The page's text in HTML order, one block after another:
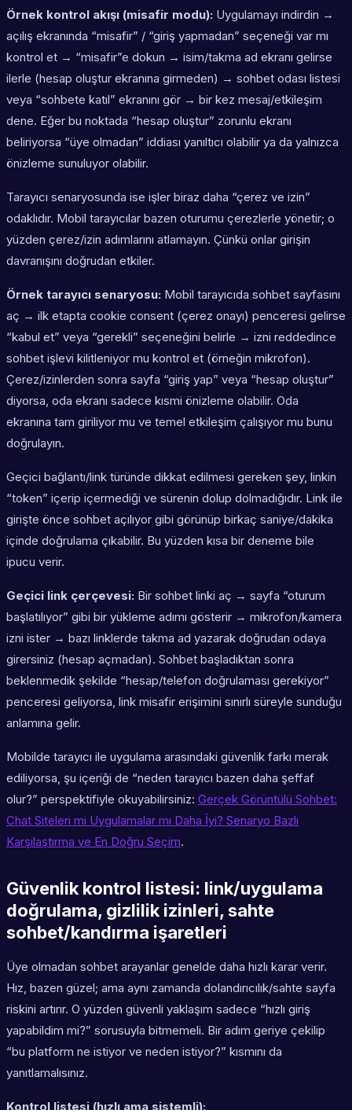
Örnek kontrol akışı (misafir modu): Uygulamayı indirdin →
açılış ekranında “misafir” / “giriş yapmadan” seçeneği var mı
kontrol et → “misafir”e dokun → isim/takma ad ekranı gelirse
ilerle (hesap oluştur ekranına girmeden) → sohbet odası listesi
veya “sohbete katıl” ekranını gör → bir kez mesaj/etkileşim
dene. Eğer bu noktada “hesap oluştur” zorunlu ekranı
beliriyorsa “üye olmadan” iddiası yanıltıcı olabilir ya da yalnızca
önizleme sunuluyor olabilir.
Tarayıcı senaryosunda ise işler biraz daha “çerez ve izin”
odaklıdır. Mobil tarayıcılar bazen oturumu çerezlerle yönetir; o
yüzden çerez/izin adımlarını atlamayın. Çünkü onlar girişin
davranışını doğrudan etkiler.
Örnek tarayıcı senaryosu: Mobil tarayıcıda sohbet sayfasını
aç → ilk etapta cookie consent (çerez onayı) penceresi gelirse
“kabul et” veya “gerekli” seçeneğini belirle → izni reddedince
sohbet işlevi kilitleniyor mu kontrol et (örneğin mikrofon).
Çerez/izinlerden sonra sayfa “giriş yap” veya “hesap oluştur”
diyorsa, oda ekranı sadece kısmi önizleme olabilir. Oda
ekranına tam giriliyor mu ve temel etkileşim çalışıyor mu bunu
doğrulayın.
Geçici bağlantı/link türünde dikkat edilmesi gereken şey, linkin
“token” içerip içermediği ve sürenin dolup dolmadığıdır. Link ile
girişte önce sohbet açılıyor gibi görünüp birkaç saniye/dakika
içinde doğrulama çıkabilir. Bu yüzden kısa bir deneme bile
ipucu verir.
Geçici link çerçevesi: Bir sohbet linki aç → sayfa “oturum
başlatılıyor” gibi bir yükleme adımı gösterir → mikrofon/kamera
izni ister → bazı linklerde takma ad yazarak doğrudan odaya
girersiniz (hesap açmadan). Sohbet başladıktan sonra
beklenmedik şekilde “hesap/telefon doğrulaması gerekiyor”
penceresi geliyorsa, link misafir erişimini sınırlı süreyle sunduğu
anlamına gelir.
Mobilde tarayıcı ile uygulama arasındaki güvenlik farkı merak
ediliyorsa, şu içeriği de “neden tarayıcı bazen daha şeffaf
olur?” perspektifiyle okuyabilirsiniz: Gerçek Görüntülü Sohbet:
Chat Siteleri mi Uygulamalar mı Daha İyi? Senaryo Bazlı
Karşılaştırma ve En Doğru Seçim.
Güvenlik kontrol listesi: link/uygulama
doğrulama, gizlilik izinleri, sahte
sohbet/kandırma işaretleri
Üye olmadan sohbet arayanlar genelde daha hızlı karar verir.
Hız, bazen güzel; ama aynı zamanda dolandırıcılık/sahte sayfa
riskini artırır. O yüzden güvenli yaklaşım sadece “hızlı giriş
yapabildim mi?” sorusuyla bitmemeli. Bir adım geriye çekilip
“bu platform ne istiyor ve neden istiyor?” kısmını da
yanıtlamalısınız.
Kontrol listesi (hızlı ama sistemli):